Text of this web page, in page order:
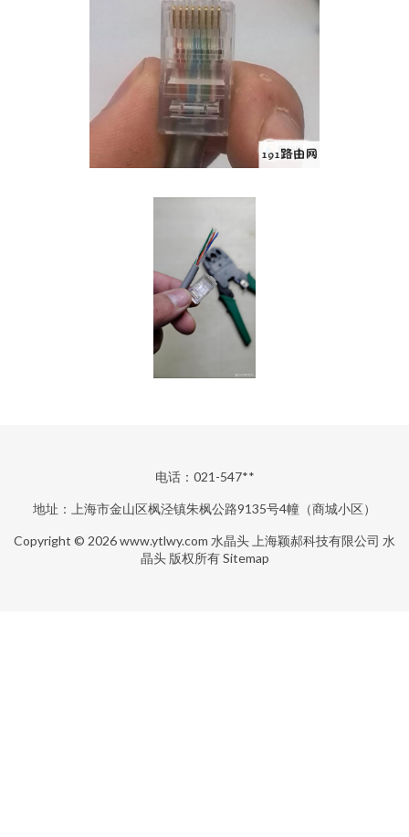
电话：021-547**
地址：上海市金山区枫泾镇朱枫公路9135号4幢（商城小区）
Copyright © 2026www.ytlwy.com 水晶头 上海颖郝科技有限公司 水
晶头版权所有Sitemap